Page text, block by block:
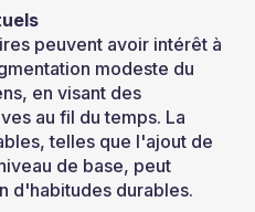
peuvent avoir intérêt à
modeste du
en visant des
au fil du temps. La
telles que l'ajout de
de base, peut
d'habitudes durables.